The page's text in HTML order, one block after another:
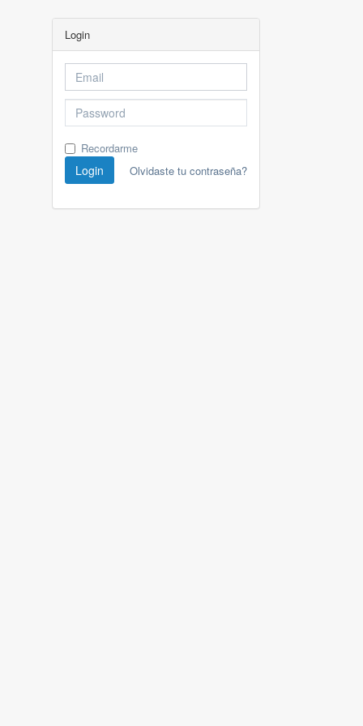
Login
Recordarme
Login Olvidaste tu contraseña?